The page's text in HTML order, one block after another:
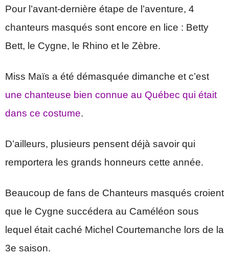
Pour l’avant-dernière étape de l’aventure, 4
chanteurs masqués sont encore en lice : Betty
Bett, le Cygne, le Rhino et le Zèbre.
Miss Maïs a été démasquée dimanche et c’est
une chanteuse bien connue au Québec qui était
dans ce costume.
D’ailleurs, plusieurs pensent déjà savoir qui
remportera les grands honneurs cette année.
Beaucoup de fans de Chanteurs masqués croient
que le Cygne succédera au Caméléon sous
lequel était caché Michel Courtemanche lors de la
3e saison.